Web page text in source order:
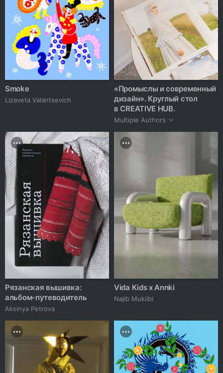
Smoke
Lizaveta Valantsevich
«Промыслы и современный
дизайн». Круглый стол
в CREATIVE HUB.
Multiple Authors
Рязанская вышивка:
альбом-путеводитель
Aksinya Petrova
Vida Kids x Annki
Najib Mukiibi